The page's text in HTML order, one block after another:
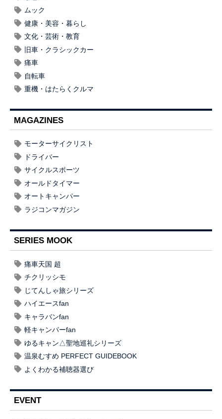
ムック
健康・美容・暮らし
文化・芸術・教育
旧車・クラシックカー
痛車
自転車
重機・はたらくクルマ
MAGAZINES
モーターサイクリスト
ドライバー
サイクルスポーツ
オールドタイマー
オートキャンパー
ラジコンマガジン
SERIES MOOK
痛車天国 超
チクリッシモ
じてんしゃ旅シリーズ
ハイエースfan
キャラバンfan
軽キャンパーfan
ゆるキャン△聖地巡礼シリーズ
温泉むすめ PERFECT GUIDEBOOK
よくわかる補聴器選び
EVENT